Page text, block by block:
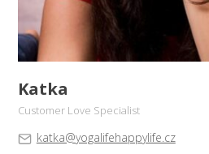
Katka
Customer Love Specialist
katka@yogalifehappylife.cz